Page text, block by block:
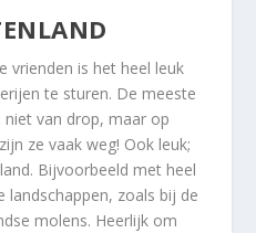
vrienden is het heel leuk
te sturen. De meeste
van drop, maar op
ze vaak weg! Ook leuk;
Bijvoorbeeld met heel
landschappen, zoals bij de
molens. Heerlijk om